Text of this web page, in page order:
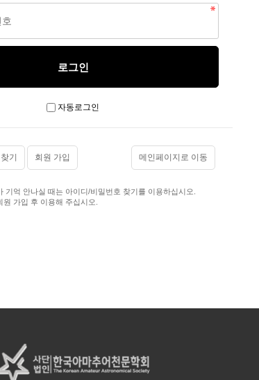
자동로그인
기 회원 가입 메인페이지로 이동
기억 안나실 때는 아이디/비밀번호 찾기를 이용하십시오.
가입 후 이용해 주십시오.